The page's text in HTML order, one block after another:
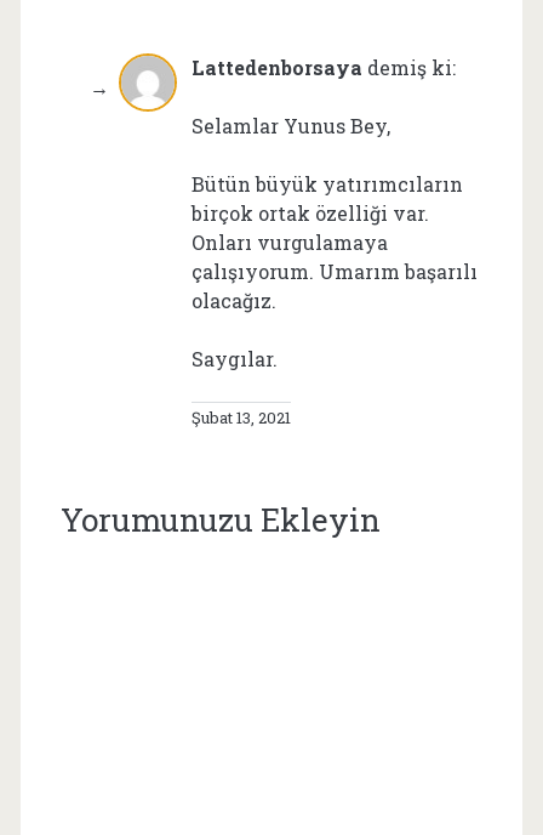
Lattedenborsaya demiş ki:
Selamlar Yunus Bey,
Bütün büyük yatırımcıların
birçok ortak özelliği var.
Onları vurgulamaya
çalışıyorum. Umarım başarılı
olacağız.
Saygılar.
Şubat 13, 2021
Yorumunuzu Ekleyin